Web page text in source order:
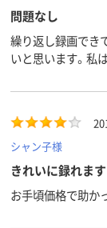
問題なし
繰り返し録画でき
いと思います。私
シャン子様
きれいに録れます
お手頃価格で助か